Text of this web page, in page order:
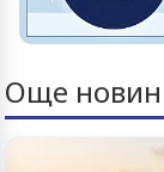
Още